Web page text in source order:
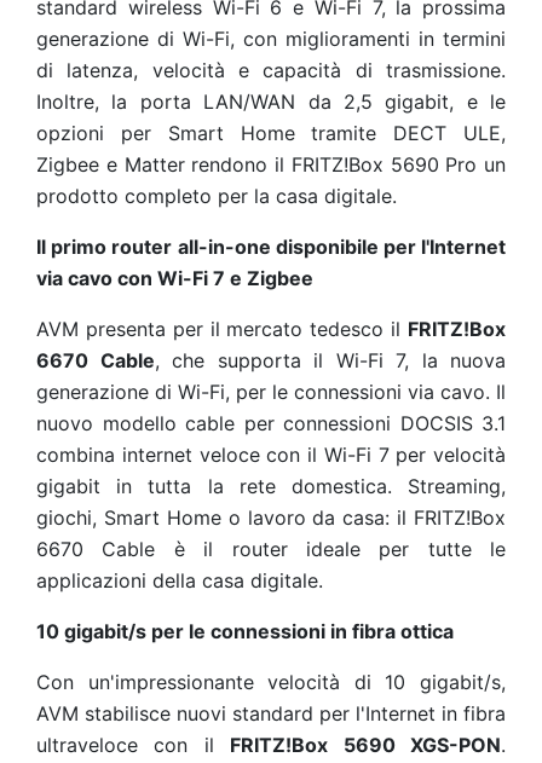
standard wireless Wi-Fi 6 e Wi-Fi 7, la prossima
generazione di Wi-Fi, con miglioramenti in termini
di latenza, velocità e capacità di trasmissione.
Inoltre, la porta LAN/WAN da 2,5 gigabit, e le
opzioni per Smart Home tramite DECT ULE,
Zigbee e Matter rendono il FRITZ!Box 5690 Pro un
prodotto completo per la casa digitale.
Il primo router all-in-one disponibile per l'Internet
via cavo con Wi-Fi 7 e Zigbee
AVM presenta per il mercato tedesco il FRITZ!Box
6670 Cable, che supporta il Wi-Fi 7, la nuova
generazione di Wi-Fi, per le connessioni via cavo. Il
nuovo modello cable per connessioni DOCSIS 3.1
combina internet veloce con il Wi-Fi 7 per velocità
gigabit in tutta la rete domestica. Streaming,
giochi, Smart Home o lavoro da casa: il FRITZ!Box
6670 Cable è il router ideale per tutte le
applicazioni della casa digitale.
10 gigabit/s per le connessioni in fibra ottica
Con un'impressionante velocità di 10 gigabit/s,
AVM stabilisce nuovi standard per l'Internet in fibra
ultraveloce con il FRITZ!Box 5690 XGS-PON.